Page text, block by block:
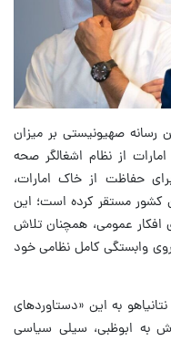
رسانه صهیونیستی بر میزان
از نظام اشغالگر صحه
حفاظت از خاک امارات،
کشور مستقر کرده است؛ این
عمومی، همچنان تلاش
وابستگی کامل نظامی خود
به این «دستاوردهای
به ابوظبی، سیلی سیاسی